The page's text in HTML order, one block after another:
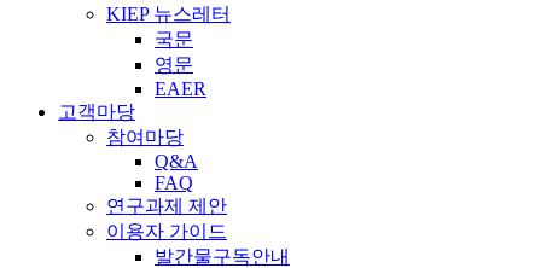
KIEP 뉴스레터
국문
영문
EAER
고객마당
참여마당
Q&A
FAQ
연구과제 제안
이용자 가이드
발간물구독안내